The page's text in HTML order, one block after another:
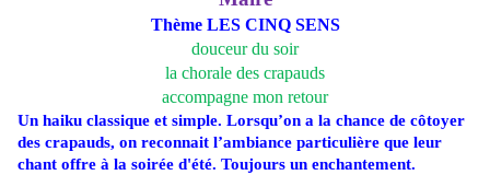
Thème LES CINQ SENS
douceur du soir
la chorale des crapauds
accompagne mon retour
Un haiku classique et simple. Lorsqu’on a la chance de côtoyer
des crapauds, on reconnait l’ambiance particulière que leur
chant offre à la soirée d'été. Toujours un enchantement.